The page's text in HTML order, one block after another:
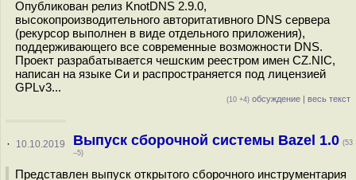
Опубликован релиз KnotDNS 2.9.0,
высокопроизводительного авторитативного DNS сервера
(рекурсор выполнен в виде отдельного приложения),
поддерживающего все современные возможности DNS.
Проект разрабатывается чешским реестром имен CZ.NIC,
написан на языке Си и распространяется под лицензией
GPLv3...
(10 +4) обсуждение | весь текст
· 10.10.2019 Выпуск сборочной системы Bazel 1.0 (53
–5)
Представлен выпуск открытого сборочного инструментария